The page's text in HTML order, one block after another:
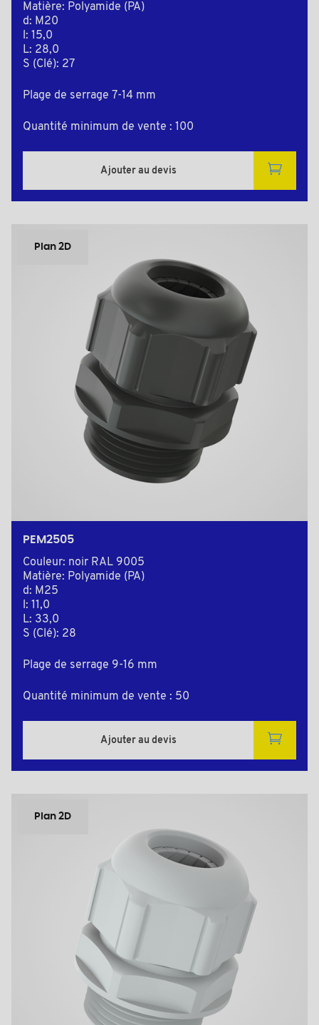
Matière: Polyamide (PA)
d: M20
l: 15,0
L: 28,0
S (Clé): 27
Plage de serrage 7-14 mm
Quantité minimum de vente : 100
Ajouter au devis
Plan 2D
PEM2505
Couleur: noir RAL 9005
Matière: Polyamide (PA)
d: M25
l: 11,0
L: 33,0
S (Clé): 28
Plage de serrage 9-16 mm
Quantité minimum de vente : 50
Ajouter au devis
Plan 2D